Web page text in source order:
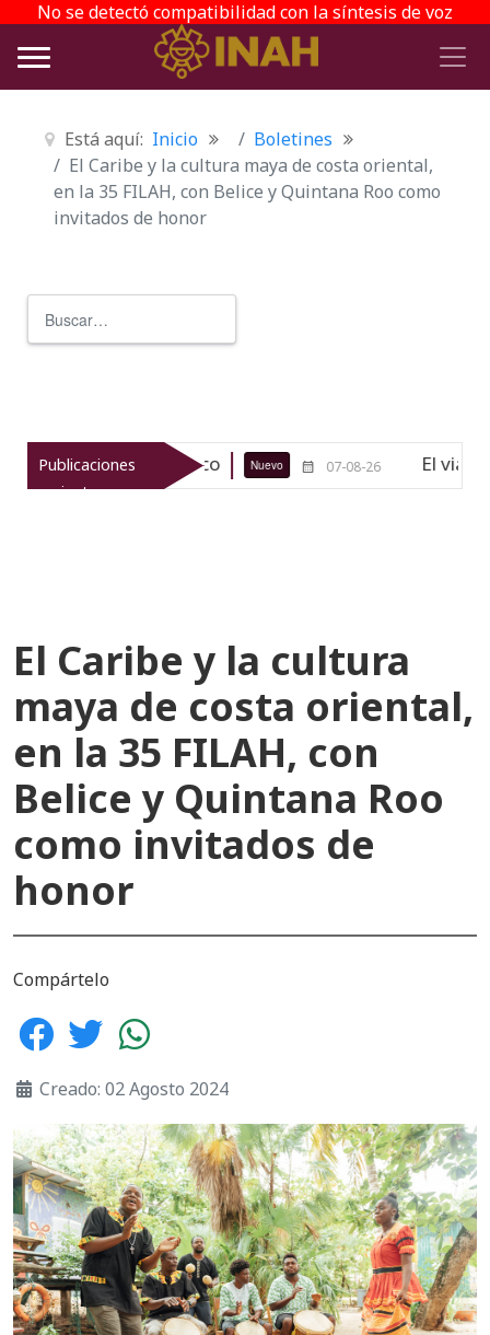
No se detectó compatibilidad con la síntesis de voz
Está aquí: Inicio
Boletines
El Caribe y la cultura maya de costa oriental,
en la 35 FILAH, con Belice y Quintana Roo como
invitados de honor
Publicaciones
recientes
de Texcoco 07-08-26 El viaje del jíkuri:
El Caribe y la cultura
maya de costa oriental,
en la 35 FILAH, con
Belice y Quintana Roo
como invitados de
honor
Compártelo
Creado: 02 Agosto 2024